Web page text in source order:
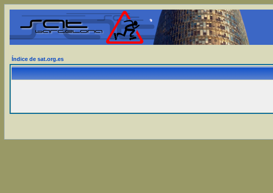
Índice de sat.org.es